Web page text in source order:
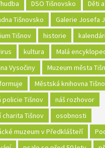
DSO Tišnovsko
Děti
Tišnovsko
Galerie Josefa
Tišnov
historie
kultura
Malá
Vysočiny
Muzeum města
Městská knihovna
policie Tišnov
náš rozhovor
charita Tišnov
osobnosti
muzeum v Předklášteří